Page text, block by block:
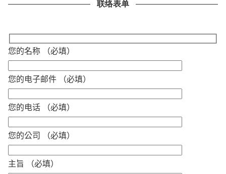
联络表单
您的名称 （必填）
您的电子邮件 （必填）
您的电话 （必填）
您的公司 （必填）
主旨 （必填）